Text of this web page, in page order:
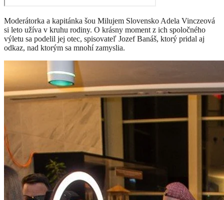
Moderátorka a kapitánka šou Milujem Slovensko Adela Vinczeová
si leto užíva v kruhu rodiny. O krásny moment z ich spoločného
výletu sa podelil jej otec, spisovateľ Jozef Banáš, ktorý pridal aj
odkaz, nad ktorým sa mnohí zamyslia.